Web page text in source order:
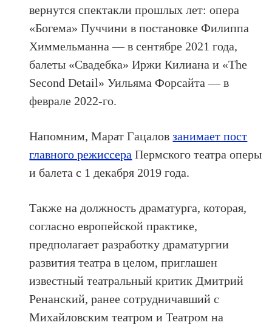
вернутся спектакли прошлых лет: опера
«Богема» Пуччини в постановке Филиппа
Химмельманна — в сентябре 2021 года,
балеты «Свадебка» Иржи Килиана и «The
Second Detail» Уильяма Форсайта — в
феврале 2022-го.
Напомним, Марат Гацаловзанимает пост
главного режиссера Пермского театра оперы
и балета с 1 декабря 2019 года.
Также на должность драматурга, которая,
согласно европейской практике,
предполагает разработку драматургии
развития театра в целом, приглашен
известный театральный критик Дмитрий
Ренанский, ранее сотрудничавший с
Михайловским театром и Театром на